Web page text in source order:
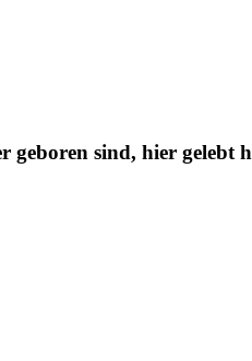
geboren sind, hier gelebt